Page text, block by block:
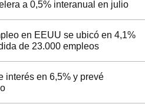
a 0,5% interanual en julio
en EEUU se ubicó en 4,1%
de 23.000 empleos
interés en 6,5% y prevé